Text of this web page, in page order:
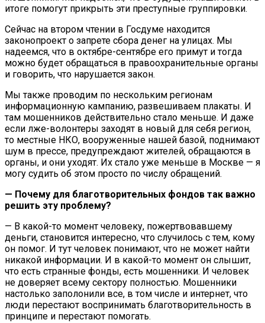
итоге помогут прикрыть эти преступные группировки.
Сейчас на втором чтении в Госдуме находится
законопроект о запрете сбора денег на улицах. Мы
надеемся, что в октябре-сентябре его примут и тогда
можно будет обращаться в правоохранительные органы
и говорить, что нарушается закон.
Мы также проводим по нескольким регионам
информационную кампанию, развешиваем плакаты. И
там мошенников действительно стало меньше. И даже
если лже-волонтеры заходят в новый для себя регион,
то местные НКО, вооруженные нашей базой, поднимают
шум в прессе, предупреждают жителей, обращаются в
органы, и они уходят. Их стало уже меньше в Москве — я
могу судить об этом просто по числу обращений.
— Почему для благотворительных фондов так важно
решить эту проблему?
— В какой-то момент человеку, пожертвовавшему
деньги, становится интересно, что случилось с тем, кому
он помог. И тут человек понимают, что не может найти
никакой информации. И в какой-то момент он слышит,
что есть странные фонды, есть мошенники. И человек
не доверяет всему сектору полностью. Мошенники
настолько заполонили все, в том числе и интернет, что
люди перестают воспринимать благотворительность в
принципе и перестают помогать.